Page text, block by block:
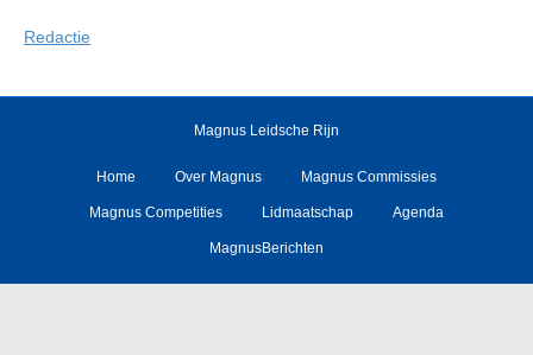
Redactie
Magnus Leidsche Rijn
Home Over Magnus Magnus Commissies
Magnus Competities Lidmaatschap Agenda
MagnusBerichten